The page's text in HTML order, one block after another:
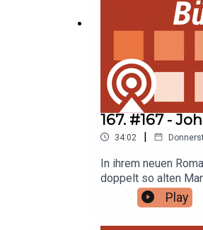
167. #167 -
34:02 |
In ihrem neuen
doppelt so alten
Motivs und über
Gedanke“ von Nefeli
Play